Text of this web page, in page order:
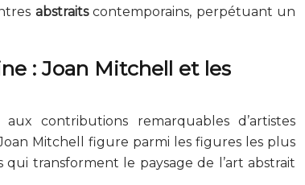
abstraitscontemporains, perpétuant un
: Joan Mitchell et les
aux contributions remarquables d’artistes
Mitchell figure parmi les figures les plus
transforment le paysage de l’art abstrait